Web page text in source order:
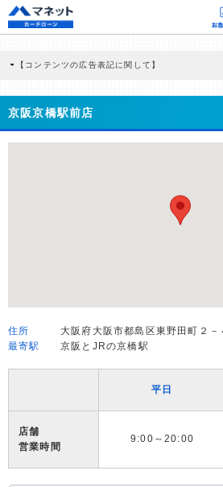
【コンテンツの広告表記に関して】
商品を根拠なくPRするものではなく、当編集部の調
どに基づき、公平性を担保した情報提供を行ってい
>提携企業一覧
京阪京橋駅前店
住所
大阪府大阪市都島区東野田町２
最寄駅
京阪とJRの京橋駅
平日
店舗
営業時間
9:00～20:00